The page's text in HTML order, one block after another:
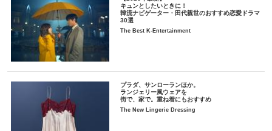
キュンとしたいときに！
韓流ナビゲーター・田代親世のおすすめ恋愛ドラマ
30選
The Best K-Entertainment
プラダ、サンローランほか。
ランジェリー風ウェアを
街で、家で。重ね着にもおすすめ
The New Lingerie Dressing